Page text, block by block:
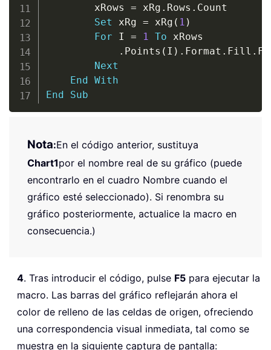
        xRows
= xRg . Rows . Count
Set xRg = xRg ( 1 )
For I = 1 To xRows
. Points ( I ) . Format . Fill .
Next
End With
End
Sub
Nota:En el código anterior, sustituya
Chart1por el nombre real de su gráfico (puede
encontrarlo en el cuadro Nombre cuando el
gráfico esté seleccionado). Si renombra su
gráfico posteriormente, actualice la macro en
consecuencia.)
4. Tras introducir el código, pulse F5 para ejecutar la
macro. Las barras del gráfico reflejarán ahora el
color de relleno de las celdas de origen, ofreciendo
una correspondencia visual inmediata, tal como se
muestra en la siguiente captura de pantalla: